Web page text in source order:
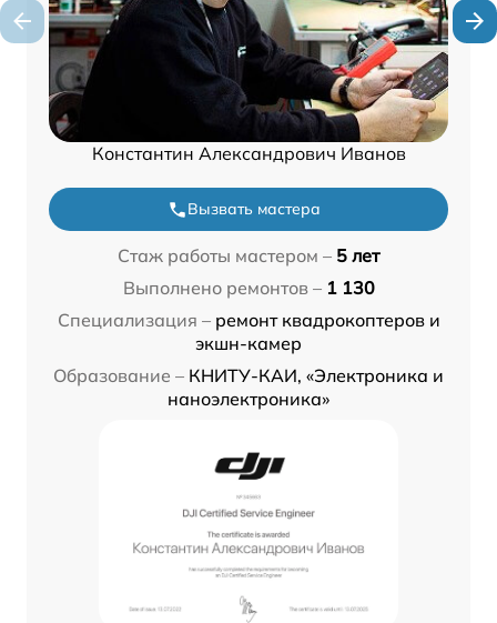
Константин Александрович Иванов
Вызвать мастера
Стаж работы мастером – 5 лет
Выполнено ремонтов – 1 130
Специализация – ремонт квадрокоптеров и
экшн-камер
Образование – КНИТУ-КАИ, «Электроника и
наноэлектроника»